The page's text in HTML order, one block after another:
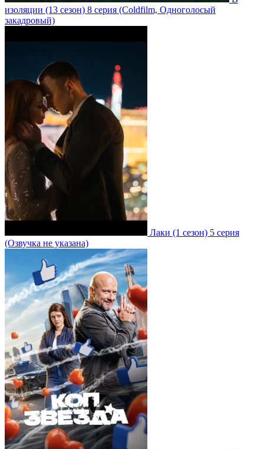
изоляции (13 сезон) 8 серия (Coldfilm, Одноголосый
закадровый)
Лаки (1 сезон) 5 серия
(Озвучка не указана)